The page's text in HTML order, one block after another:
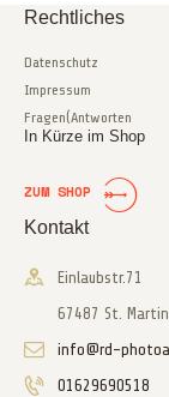
Rechtliches
Datenschutz
Impressum
Fragen(Antworten
In Kürze im Shop
ZUM SHOP
Kontakt
Einlaubstr.71
67487 St. Martin
info@rd-
01629690518